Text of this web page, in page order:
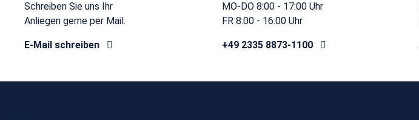
Schreiben Sie uns Ihr
Anliegen gerne per Mail.
E-Mail schreiben
MO-DO 8:00 - 17:00 Uhr
FR 8:00 - 16:00 Uhr
+49 2335 8873-1100